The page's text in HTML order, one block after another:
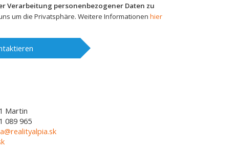
Verarbeitung personenbezogener Daten zu
um die Privatsphäre. Weitere Informationen hier
Martin
089 965